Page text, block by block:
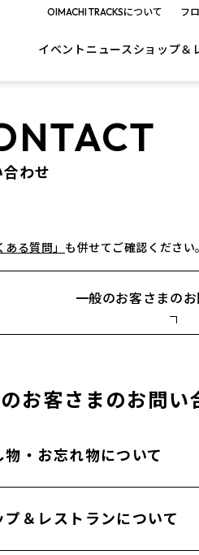
OIMACHI TRACKSについて フ
イベント ニュースショップ＆
合わせ
ある質問」 も併せてご確認ください。
一般のお客さまの
お客さまのお問い
物・お忘れ物について
TRACKS 防災センター
プ＆レストランについて